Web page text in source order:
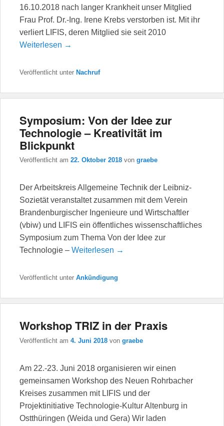
16.10.2018 nach langer Krankheit unser Mitglied
Frau Prof. Dr.-Ing. Irene Krebs verstorben ist. Mit ihr
verliert LIFIS, deren Mitglied sie seit 2010
Weiterlesen →
Veröffentlicht unter Nachruf
Symposium: Von der Idee zur
Technologie – Kreativität im
Blickpunkt
Veröffentlicht am 22. Oktober 2018 von graebe
Der Arbeitskreis Allgemeine Technik der Leibniz-
Sozietät veranstaltet zusammen mit dem Verein
Brandenburgischer Ingenieure und Wirtschaftler
(vbiw) und LIFIS ein öffentliches wissenschaftliches
Symposium zum Thema Von der Idee zur
Technologie – Weiterlesen →
Veröffentlicht unter Ankündigung
Workshop TRIZ in der Praxis
Veröffentlicht am 4. Juni 2018 von graebe
Am 22.-23. Juni 2018 organisieren wir einen
gemeinsamen Workshop des Neuen Rohrbacher
Kreises zusammen mit LIFIS und der
Projektinitiative Technologie-Kultur Altenburg in
Ostthüringen (Weida und Gera) Wir laden